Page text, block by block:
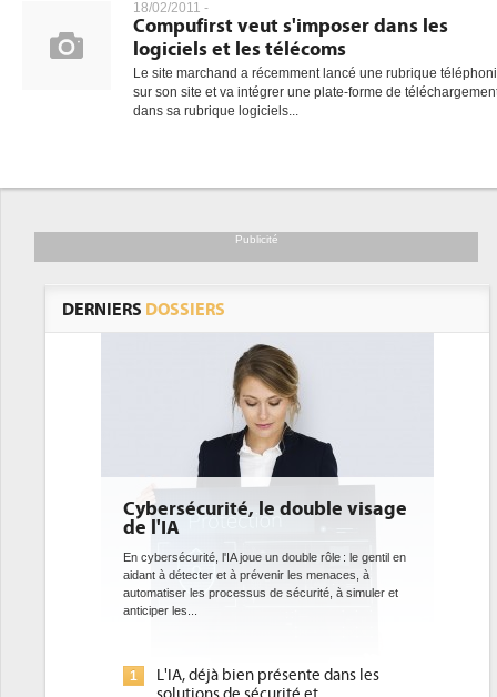
18/02/2011 -
Compufirst veut s'imposer dans les
logiciels et les télécoms
Le site marchand a récemment lancé une rubrique
sur son site et va intégrer une plate-forme de
dans sa rubrique logiciels...
Publicité
DERNIERS DOSSIERS
le double visage
un double rôle : le gentil en
les menaces, à
de sécurité, à simuler et
présente dans les
DEE: l'efficacité énergétique
bientôt une obligation pour
datacenters
Des datacenters plus durables et plus efficaces,
ce que recherchent les pouvoirs publics européens
1
Qu'est-ce que la DEE (directive